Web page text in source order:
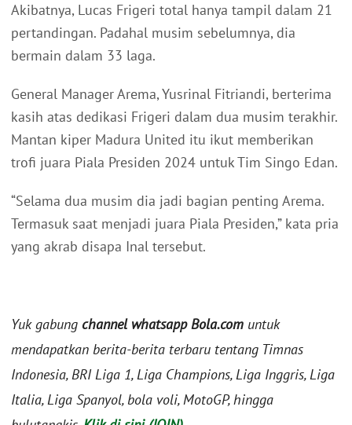
Akibatnya, Lucas Frigeri total hanya tampil dalam 21
pertandingan. Padahal musim sebelumnya, dia
bermain dalam 33 laga.
General Manager Arema, Yusrinal Fitriandi, berterima
kasih atas dedikasi Frigeri dalam dua musim terakhir.
Mantan kiper Madura United itu ikut memberikan
trofi juara Piala Presiden 2024 untuk Tim Singo Edan.
“Selama dua musim dia jadi bagian penting Arema.
Termasuk saat menjadi juara Piala Presiden,” kata pria
yang akrab disapa Inal tersebut.
Yuk gabung channel whatsapp Bola.com untuk
mendapatkan berita-berita terbaru tentang Timnas
Indonesia, BRI Liga 1, Liga Champions, Liga Inggris, Liga
Italia, Liga Spanyol, bola voli, MotoGP, hingga